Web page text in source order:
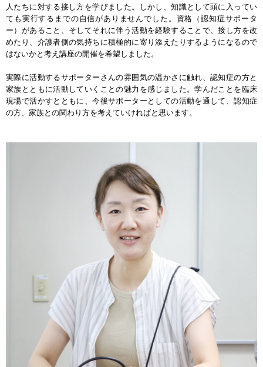
人たちに対する接し方を学びました。しかし、知識として頭に入ってい
ても実行するまでの自信がありませんでした。資格（認知症サポータ
ー）があること、そしてそれに伴う活動を経験することで、接し方を改
めたり、介護者側の気持ちに積極的に寄り添えたりするようになるので
はないかと考え講座の開催を希望しました。
実際に活動するサポーターさんの雰囲気の温かさに触れ、認知症の方と
家族とともに活動していくことの魅力を感じました。学んだことを臨床
現場で活かすとともに、今後サポーターとしての活動を通して、認知症
の方、家族との関わり方を考えていければと思います。